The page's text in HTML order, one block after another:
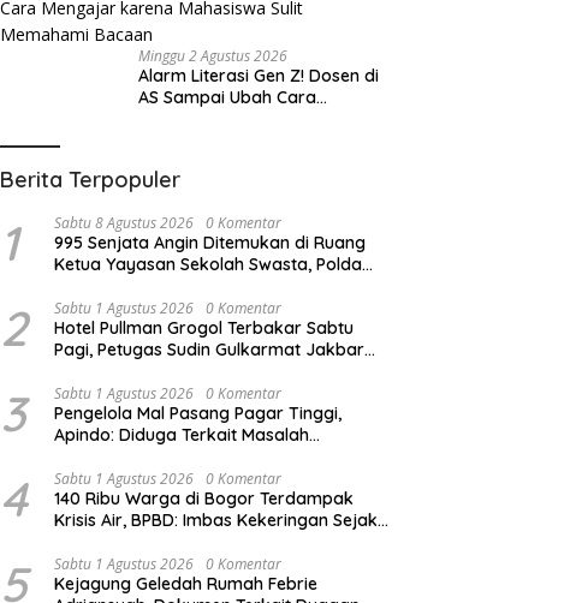
Minggu 2 Agustus 2026
Alarm Literasi Gen Z! Dosen di
AS Sampai Ubah Cara
Berita Terpopuler
1 Sabtu 8 Agustus 2026 0 Komentar
995 Senjata Angin Ditemukan di Ruang
Ketua Yayasan Sekolah Swasta, Polda
2 Sabtu 1 Agustus 2026 0 Komentar
Hotel Pullman Grogol Terbakar Sabtu
Pagi, Petugas Sudin Gulkarmat Jakbar
Lantai 2
3 Sabtu 1 Agustus 2026 0 Komentar
Pengelola Mal Pasang Pagar Tinggi,
Apindo: Diduga Terkait Masalah
4 Sabtu 1 Agustus 2026 0 Komentar
140 Ribu Warga di Bogor Terdampak
Krisis Air, BPBD: Imbas Kekeringan Sejak
5 Sabtu 1 Agustus 2026 0 Komentar
Kejagung Geledah Rumah Febrie